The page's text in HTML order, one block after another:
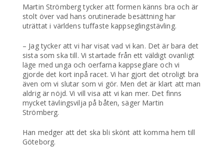
Martin Strömberg tycker att formen känns bra och är
stolt över vad hans orutinerade besättning har
uträttat i världens tuffaste kappseglingstävling.
– Jag tycker att vi har visat vad vi kan. Det är bara det
sista som ska till. Vi startade från ett väldigt ovanligt
läge med unga och oerfarna kappseglare och vi
gjorde det kort inpå racet. Vi har gjort det otroligt bra
även om vi slutar som vi gör. Men det är klart att man
aldrig är nöjd. Vi vill visa att vi kan mer. Det finns
mycket tävlingsvilja på båten, säger Martin
Strömberg.
Han medger att det ska bli skönt att komma hem till
Göteborg.